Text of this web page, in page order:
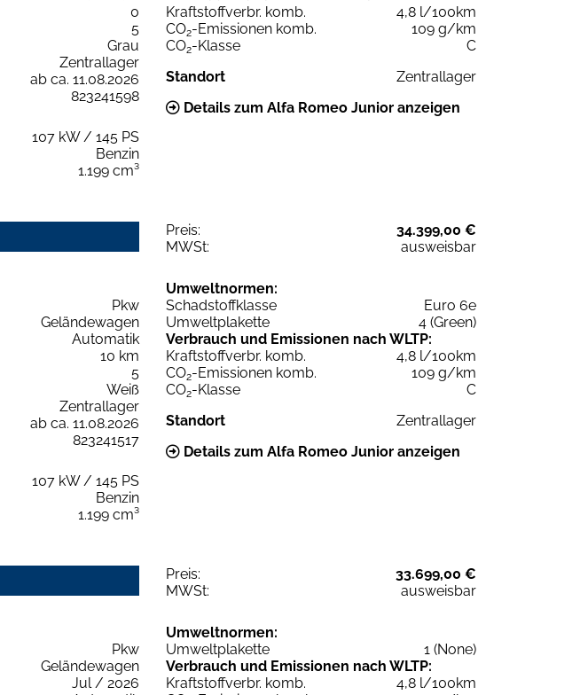
0
5
Grau
Zentrallager
ab ca. 11.08.2026
823241598
107 kW / 145 PS
Benzin
1.199 cm³
Kraftstoffverbr. komb.
4,8 l/100km
CO2-Emissionen komb.
109 g/km
CO2-Klasse
C
Standort
Zentrallager
Details zum Alfa Romeo Junior anzeigen
Preis:
34.399,00 €
MWSt:
ausweisbar
Pkw
Geländewagen
Automatik
10 km
5
Weiß
Zentrallager
ab ca. 11.08.2026
823241517
107 kW / 145 PS
Benzin
1.199 cm³
Umweltnormen:
Schadstoffklasse
Euro 6e
Umweltplakette
4 (Green)
Verbrauch und Emissionen nach WLTP:
Kraftstoffverbr. komb.
4,8 l/100km
CO2-Emissionen komb.
109 g/km
CO2-Klasse
C
Standort
Zentrallager
Details zum Alfa Romeo Junior anzeigen
Preis:
33.699,00 €
MWSt:
ausweisbar
Pkw
Geländewagen
Jul / 2026
Umweltnormen:
Umweltplakette
1 (None)
Verbrauch und Emissionen nach WLTP:
Kraftstoffverbr. komb.
4,8 l/100km